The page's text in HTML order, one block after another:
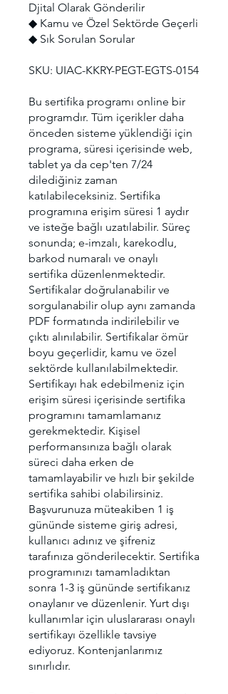
Djital Olarak Gönderilir
◆ Kamu ve Özel Sektörde Geçerli
◆ Sık Sorulan Sorular
SKU: UIAC-KKRY-PEGT-EGTS-0154
Bu sertifika programı online bir
programdır. Tüm içerikler daha
önceden sisteme yüklendiği için
programa, süresi içerisinde web,
tablet ya da cep'ten 7/24
dilediğiniz zaman
katılabileceksiniz. Sertifika
programına erişim süresi 1 aydır
ve isteğe bağlı uzatılabilir. Süreç
sonunda; e-imzalı, karekodlu,
barkod numaralı ve onaylı
sertifika düzenlenmektedir.
Sertifikalar doğrulanabilir ve
sorgulanabilir olup aynı zamanda
PDF formatında indirilebilir ve
çıktı alınılabilir. Sertifikalar ömür
boyu geçerlidir, kamu ve özel
sektörde kullanılabilmektedir.
Sertifikayı hak edebilmeniz için
erişim süresi içerisinde sertifika
programını tamamlamanız
gerekmektedir. Kişisel
performansınıza bağlı olarak
süreci daha erken de
tamamlayabilir ve hızlı bir şekilde
sertifika sahibi olabilirsiniz.
Başvurunuza müteakiben 1 iş
gününde sisteme giriş adresi,
kullanıcı adınız ve şifreniz
tarafınıza gönderilecektir. Sertifika
programınızı tamamladıktan
sonra 1-3 iş gününde sertifikanız
onaylanır ve düzenlenir. Yurt dışı
kullanımlar için uluslararası onaylı
sertifikayı özellikle tavsiye
ediyoruz. Kontenjanlarımız
sınırlıdır.